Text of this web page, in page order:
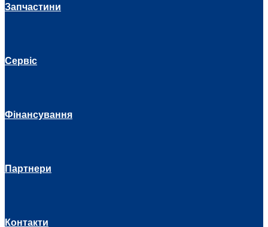
Запчастини
Сервіс
Фінансування
Партнери
Контакти